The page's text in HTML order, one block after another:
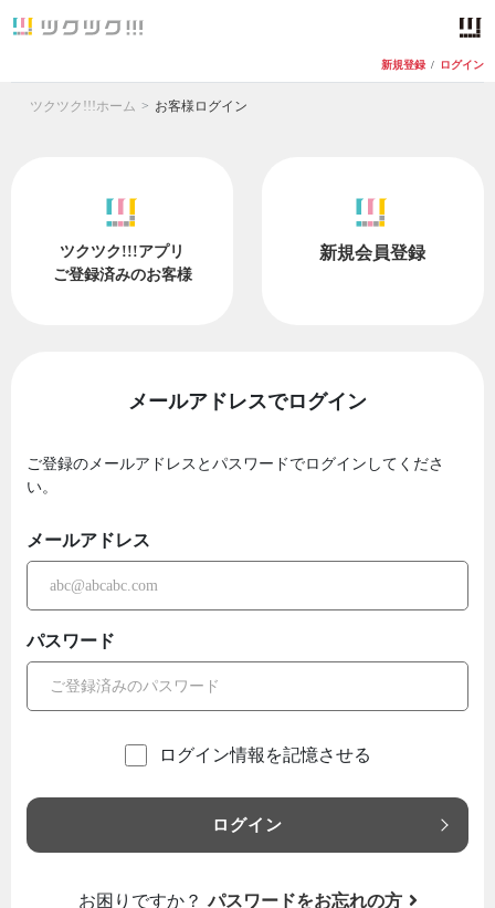
新規登録 / ログイン
ツクツク!!!ホーム お客様ログイン
ツクツク!!!アプリ
ご登録済みのお客様
新規会員登録
メールアドレスでログイン
ご登録のメールアドレスとパスワードでログインしてくださ
い。
メールアドレス
パスワード
ログイン情報を記憶させる
ログイン
お困りですか？ パスワードをお忘れの方